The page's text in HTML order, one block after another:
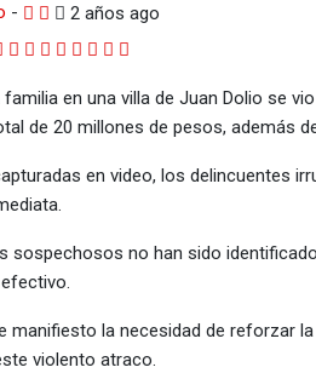
- 2 años ago
Google+
LinkedIn
Whatsapp
StumbleUpon
Tumblr
Pinterest
Reddit
Share
Email
familia en una villa de Juan Dolio se
de 20 millones de pesos, además
en video, los delincuentes
sospechosos no han sido
manifiesto la necesidad de reforzar
violento atraco.